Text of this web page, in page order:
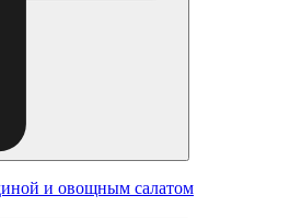
и овощным салатом